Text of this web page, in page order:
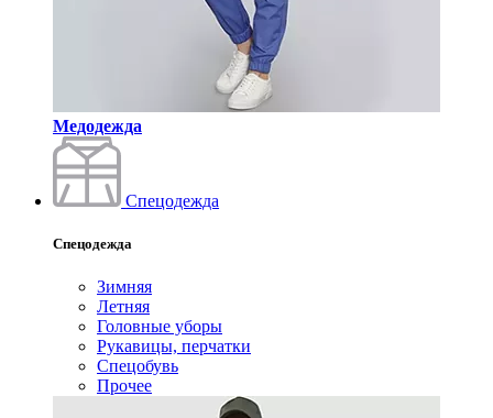
Медодежда
Спецодежда
Спецодежда
Зимняя
Летняя
Головные уборы
Рукавицы, перчатки
Спецобувь
Прочее